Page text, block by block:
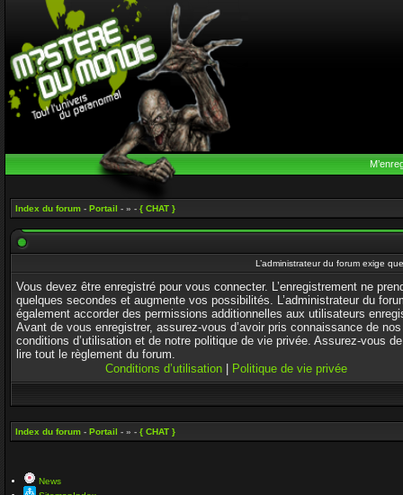
Index du forum - Portail - » - { CHAT }
L’administrateur du forum exige
Vous devez être enregistré pour vous connecter. L’enregistrement ne
quelques secondes et augmente vos possibilités. L’administrateur du
également accorder des permissions additionnelles aux utilisateurs
Avant de vous enregistrer, assurez-vous d’avoir pris connaissance de nos
conditions d’utilisation et de notre politique de vie privée. Assurez-vous
lire tout le règlement du forum.
Conditions d’utilisation| Politique de vie privée
Index du forum - Portail - » - { CHAT }
News